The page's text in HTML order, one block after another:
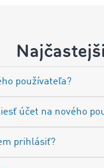
používateľa?
účet na nového
prihlásiť?